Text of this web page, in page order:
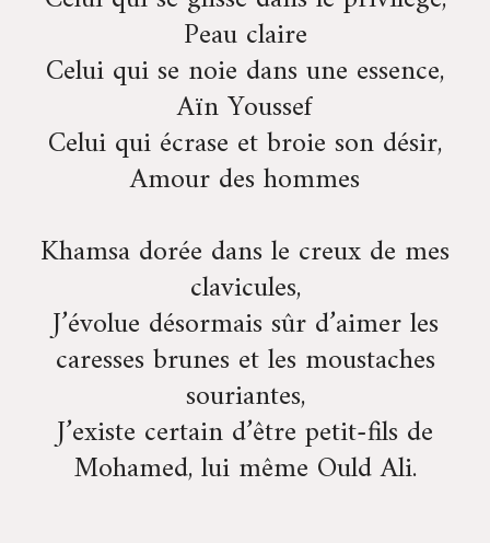
Peau claire
Celui qui se noie dans une essence,
Aïn Youssef
Celui qui écrase et broie son désir,
Amour des hommes
Khamsa dorée dans le creux de mes
clavicules,
J’évolue désormais sûr d’aimer les
caresses brunes et les moustaches
souriantes,
J’existe certain d’être petit-fils de
Mohamed, lui même Ould Ali.